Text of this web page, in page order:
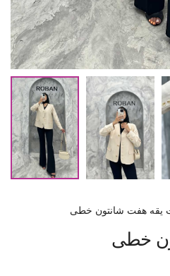
یقه هفت شانتون خطی
خطی